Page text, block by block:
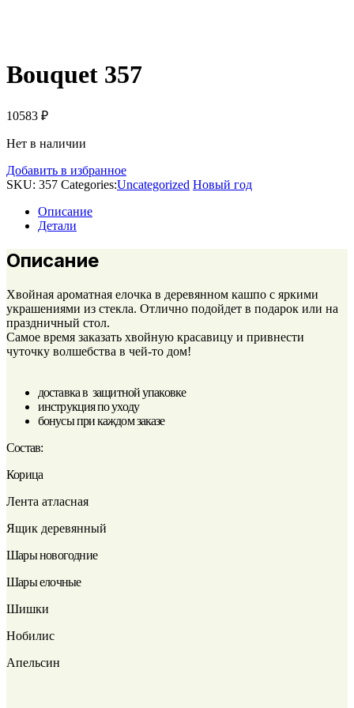
Bouquet 357
10583 ₽
Нет в наличии
Добавить в избранное
SKU: 357 Categories:Uncategorized Новый год
Описание
Детали
Описание
Хвойная ароматная елочка в деревянном кашпо с яркими
украшениями из стекла. Отлично подойдет в подарок или на
праздничный стол.
Самое время заказать хвойную красавицу и привнести
чуточку волшебства в чей-то дом!
доставка в защитной упаковке
инструкция по уходу
бонусы при каждом заказе
Состав:
Корица
Лента атласная
Ящик деревянный
Шары новогодние
Шары елочные
Шишки
Нобилис
Апельсин